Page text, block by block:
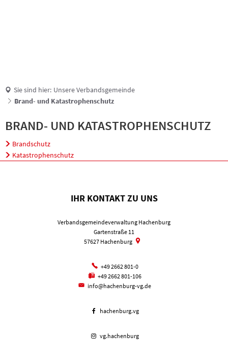
Sie sind hier: Unsere Verbandsgemeinde
Brand- und Katastrophenschutz
Brand-
und
Katastrophenschutz
BRAND- UND KATASTROPHENSCHUTZ
Brandschutz
Katastrophenschutz
IHR KONTAKT ZU UNS
Verbandsgemeindeverwaltung Hachenburg
Gartenstraße 11
57627 Hachenburg
+49 2662 801-0
+49 2662 801-106
info@hachenburg-vg.de
hachenburg.vg
vg.hachenburg